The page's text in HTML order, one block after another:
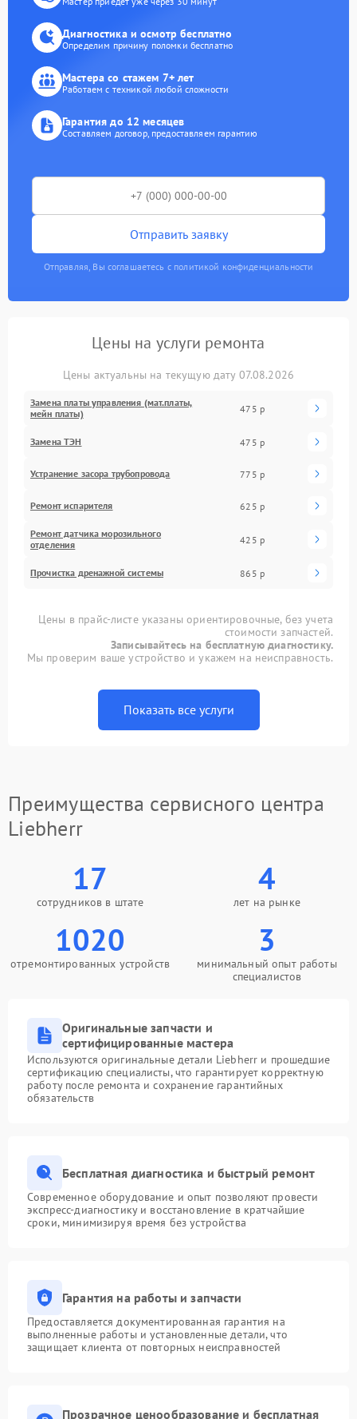
Диагностика и осмотр бесплатно
Определим причину поломки бесплатно
Мастера со стажем 7+ лет
Работаем с техникой любой сложности
Гарантия до 12 месяцев
Составляем договор, предоставляем гарантию
Отправить заявку
Отправляя, Вы соглашаетесь с политикой конфиденциальности
Цены на услуги ремонта
Цены актуальны на текущую дату 07.08.2026
Замена платы управления (мат.платы,
мейн платы)
475 р
Замена ТЭН 475 р
Устранение засора трубопровода 775 р
Ремонт испарителя 625 р
Ремонт датчика морозильного
отделения
425 р
Прочистка дренажной системы 865 р
Цены в прайс-листе указаны ориентировочные, без учета
стоимости запчастей.
Записывайтесь на бесплатную диагностику.
Мы проверим ваше устройство и укажем на неисправность.
Показать все услуги
Преимущества сервисного центра
Liebherr
17
сотрудников в штате
4
лет на рынке
1020
отремонтированных устройств
3
минимальный опыт работы
специалистов
Оригинальные запчасти и
сертифицированные мастера
Используются оригинальные детали Liebherr и прошедшие
сертификацию специалисты, что гарантирует корректную
работу после ремонта и сохранение гарантийных
обязательств
Бесплатная диагностика и быстрый ремонт
Современное оборудование и опыт позволяют провести
экспресс-диагностику и восстановление в кратчайшие
сроки, минимизируя время без устройства
Гарантия на работы и запчасти
Предоставляется документированная гарантия на
выполненные работы и установленные детали, что
защищает клиента от повторных неисправностей
Прозрачное ценообразование и бесплатная